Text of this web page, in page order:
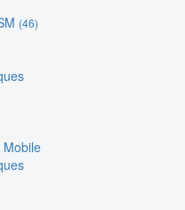
(46)
Mobile